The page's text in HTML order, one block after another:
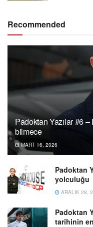
Recommended
Padoktan Yazılar #6
bilmece
MART 16, 2026
Padoktan
yolculuğu
ARALIK 28,
Padoktan
tarihinin